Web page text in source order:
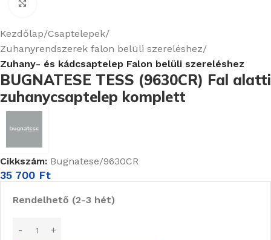
Kezdőlap Csaptelepek
Zuhanyrendszerek falon belüli szereléshez
Zuhany- és kádcsaptelep Falon belüli szereléshez
BUGNATESE TESS (9630CR) Fal alatti
zuhanycsaptelep komplett
Cikkszám: Bugnatese/9630CR
35 700 Ft
Rendelhető (2-3 hét)